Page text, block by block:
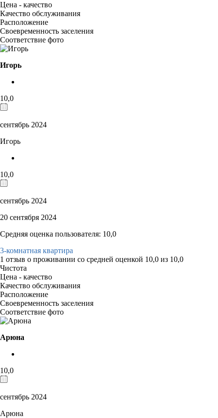
Цена - качество
Качество обслуживания
Расположение
Своевременность заселения
Соответствие фото
Игорь
10,0
сентябрь 2024
Игорь
10,0
сентябрь 2024
20 сентября 2024
Средняя оценка пользователя: 10,0
3-комнатная квартира
1 отзыв о проживании со средней оценкой 10,0 из 10,0
Чистота
Цена - качество
Качество обслуживания
Расположение
Своевременность заселения
Соответствие фото
Арюна
10,0
сентябрь 2024
Арюна